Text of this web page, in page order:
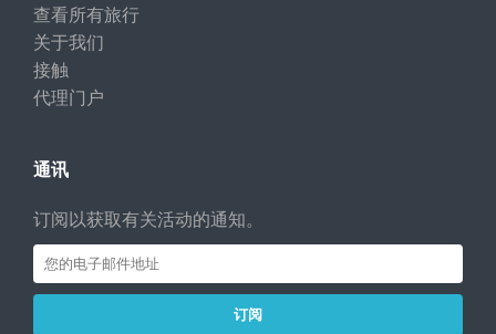
查看所有旅行
关于我们
接触
代理门户
通讯
订阅以获取有关活动的通知。
订阅